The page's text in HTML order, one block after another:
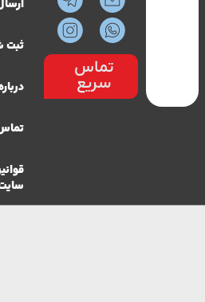
تماس
سریع
ثبت شکایت
درباره ما
تماس با ما
قوانین